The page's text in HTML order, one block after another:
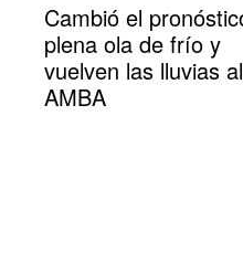
Cambió el
plena ola de frío y
vuelven las lluvias al
AMBA